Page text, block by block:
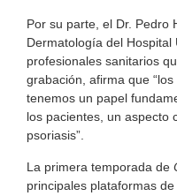
Por su parte, el Dr. Pedro
Dermatología del
profesionales sanitarios
grabación, afirma que
tenemos un papel
los pacientes, un aspecto
psoriasis”.
La primera temporada de
principales plataformas de